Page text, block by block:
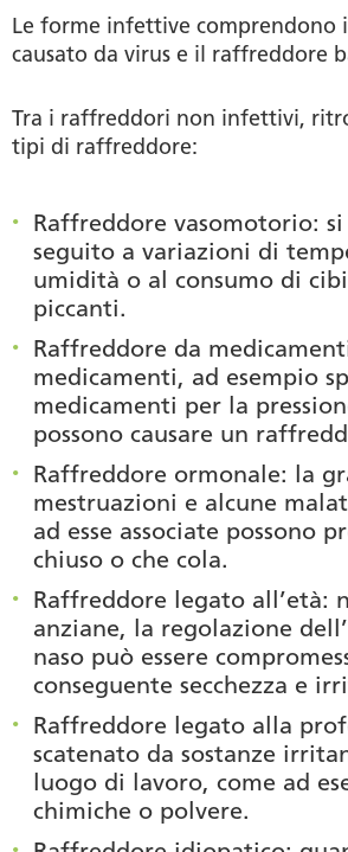
Le forme infettive comprendono
causato da virus e il raffreddore
Tra i raffreddori non infettivi,
tipi di raffreddore:
Raffreddore vasomotorio:
seguito a variazioni di
umidità o al consumo di
piccanti.
Raffreddore da
medicamenti, ad esempio
medicamenti per la
possono causare un
Raffreddore ormonale: la
mestruazioni e alcune
ad esse associate possono
chiuso o che cola.
Raffreddore legato all’età:
anziane, la regolazione
naso può essere
conseguente secchezza e
Raffreddore legato alla
scatenato da sostanze
luogo di lavoro, come ad
chimiche o polvere.